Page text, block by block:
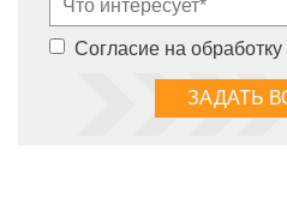
Согласие на обработку